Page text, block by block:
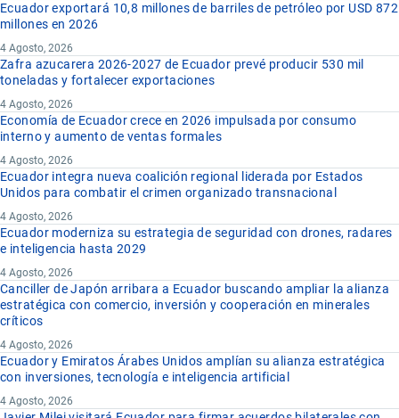
Ecuador exportará 10,8 millones de barriles de petróleo por USD 872
millones en 2026
4 Agosto, 2026
Zafra azucarera 2026-2027 de Ecuador prevé producir 530 mil
toneladas y fortalecer exportaciones
4 Agosto, 2026
Economía de Ecuador crece en 2026 impulsada por consumo
interno y aumento de ventas formales
4 Agosto, 2026
Ecuador integra nueva coalición regional liderada por Estados
Unidos para combatir el crimen organizado transnacional
4 Agosto, 2026
Ecuador moderniza su estrategia de seguridad con drones, radares
e inteligencia hasta 2029
4 Agosto, 2026
Canciller de Japón arribara a Ecuador buscando ampliar la alianza
estratégica con comercio, inversión y cooperación en minerales
críticos
4 Agosto, 2026
Ecuador y Emiratos Árabes Unidos amplían su alianza estratégica
con inversiones, tecnología e inteligencia artificial
4 Agosto, 2026